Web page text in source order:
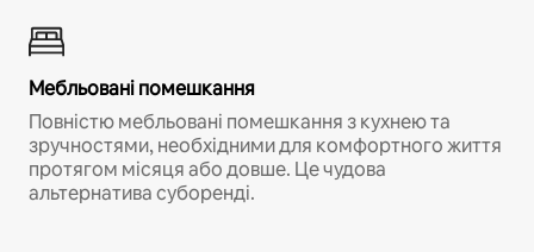
Мебльовані помешкання
Повністю мебльовані помешкання з кухнею та
зручностями, необхідними для комфортного життя
протягом місяця або довше. Це чудова
альтернатива суборенді.